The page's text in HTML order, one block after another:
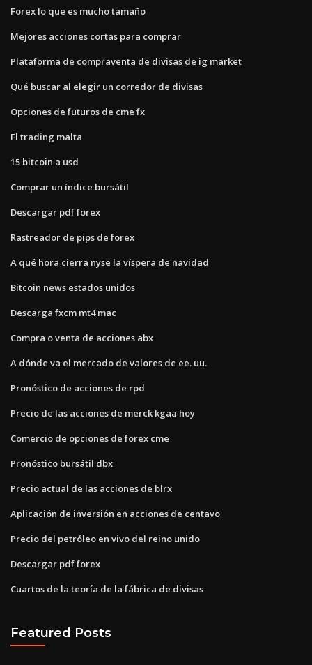
Forex lo que es mucho tamaño
Mejores acciones cortas para comprar
Plataforma de compraventa de divisas de ig market
Qué buscar al elegir un corredor de divisas
Opciones de futuros de cme fx
Fl trading malta
15 bitcoin a usd
Comprar un índice bursátil
Descargar pdf forex
Rastreador de pips de forex
A qué hora cierra nyse la víspera de navidad
Bitcoin news estados unidos
Descarga fxcm mt4 mac
Compra o venta de acciones abx
A dónde va el mercado de valores de ee. uu.
Pronóstico de acciones de rpd
Precio de las acciones de merck kgaa hoy
Comercio de opciones de forex cme
Pronóstico bursátil dbx
Precio actual de las acciones de blrx
Aplicación de inversión en acciones de centavo
Precio del petróleo en vivo del reino unido
Descargar pdf forex
Cuartos de la teoría de la fábrica de divisas
Featured Posts